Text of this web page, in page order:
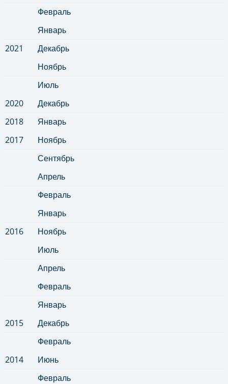
Февраль
Январь
2021
Декабрь
Ноябрь
Июль
2020
Декабрь
2018
Январь
2017
Ноябрь
Сентябрь
Апрель
Февраль
Январь
2016
Ноябрь
Июль
Апрель
Февраль
Январь
2015
Декабрь
Февраль
2014
Июнь
Февраль